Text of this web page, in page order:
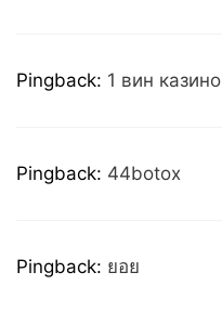
Pingback: 1 вин казино
Pingback: 44botox
Pingback: ยอย